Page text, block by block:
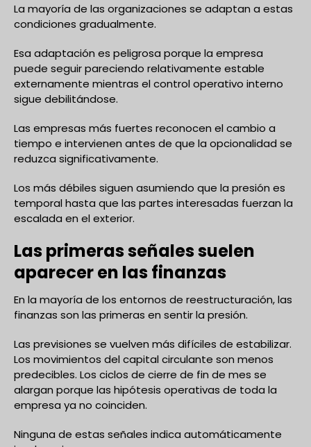
La mayoría de las organizaciones se adaptan a estas
condiciones gradualmente.
Esa adaptación es peligrosa porque la empresa
puede seguir pareciendo relativamente estable
externamente mientras el control operativo interno
sigue debilitándose.
Las empresas más fuertes reconocen el cambio a
tiempo e intervienen antes de que la opcionalidad se
reduzca significativamente.
Los más débiles siguen asumiendo que la presión es
temporal hasta que las partes interesadas fuerzan la
escalada en el exterior.
Las primeras señales suelen
aparecer en las finanzas
En la mayoría de los entornos de reestructuración, las
finanzas son las primeras en sentir la presión.
Las previsiones se vuelven más difíciles de estabilizar.
Los movimientos del capital circulante son menos
predecibles. Los ciclos de cierre de fin de mes se
alargan porque las hipótesis operativas de toda la
empresa ya no coinciden.
Ninguna de estas señales indica automáticamente